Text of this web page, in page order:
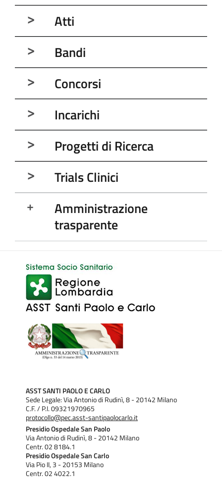
Atti
Bandi
Concorsi
Incarichi
Progetti di Ricerca
Trials Clinici
Amministrazione
trasparente
ASST SANTI PAOLO E CARLO
Sede Legale: Via Antonio di Rudinì, 8 - 20142 Milano
C.F. / P.I. 09321970965
protocollo@pec.asst-santipaolocarlo.it
Presidio Ospedale San Paolo
Via Antonio di Rudinì, 8 - 20142 Milano
Centr. 02 8184.1
Presidio Ospedale San Carlo
Via Pio II, 3 - 20153 Milano
Centr. 02 4022.1